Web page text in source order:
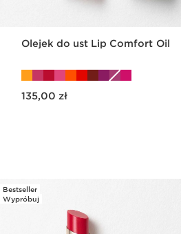
Olejek do ust Lip Comfort Oil
135,00 zł
Bestseller
Wypróbuj